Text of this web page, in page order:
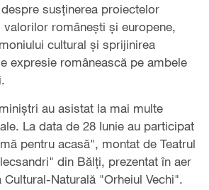
susținerea proiectelor
românești și europene,
cultural și sprijinirea
expresie românească pe ambele
au asistat la mai multe
La data de 28 Iunie au participat
pentru acasă", montat de Teatrul
din Bălți, prezentat în aer
Cultural-Naturală "Orheiul Vechi".